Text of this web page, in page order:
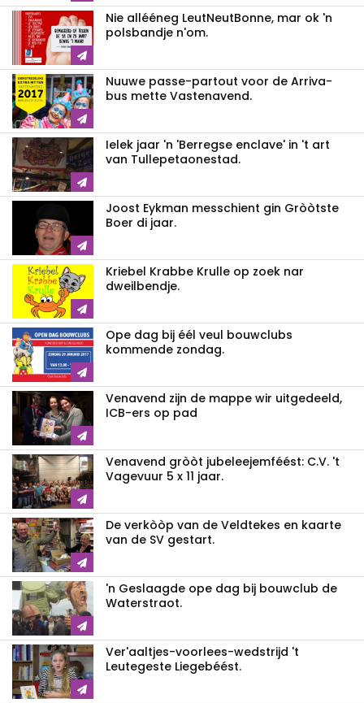
Nie allééneg LeutNeutBonne, mar ok 'n
polsbandje n'om.
Nuuwe passe-partout voor de Arriva-
bus mette Vastenavend.
Ielek jaar 'n 'Berregse enclave' in 't art
van Tullepetaonestad.
Joost Eykman messchient gin Gròòtste
Boer di jaar.
Kriebel Krabbe Krulle op zoek nar
dweilbendje.
Ope dag bij éél veul bouwclubs
kommende zondag.
Venavend zijn de mappe wir uitgedeeld,
ICB-ers op pad
Venavend gròòt jubeleejemféést: C.V. 't
Vagevuur 5 x 11 jaar.
De verkòòp van de Veldtekes en kaarte
van de SV gestart.
'n Geslaagde ope dag bij bouwclub de
Waterstraot.
Ver'aaltjes-voorlees-wedstrijd 't
Leutegeste Liegebéést.